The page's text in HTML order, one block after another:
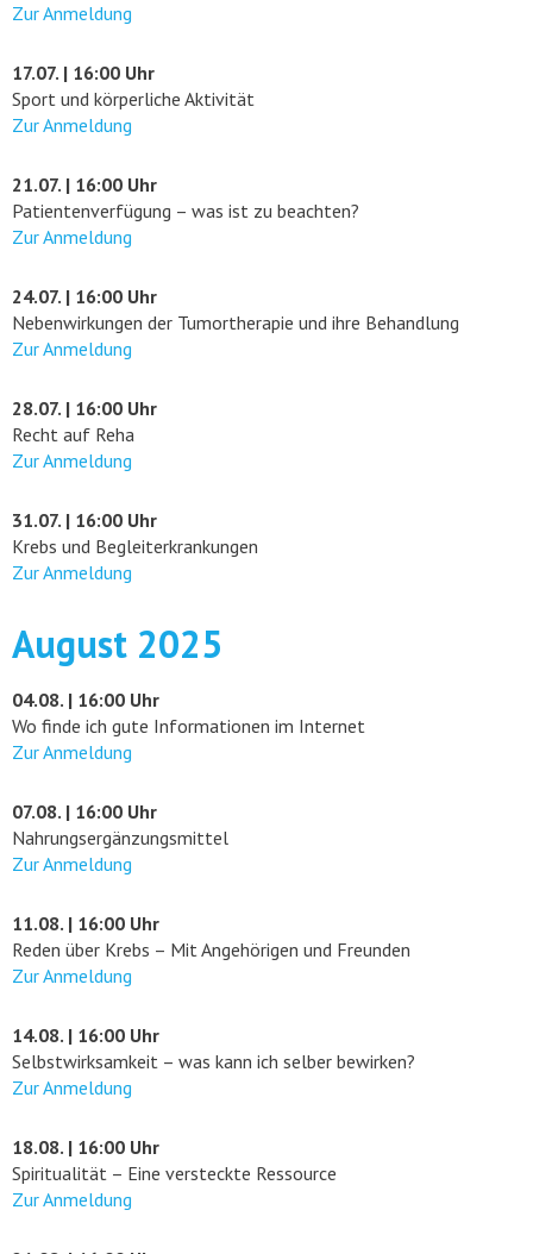
Zur Anmeldung
17.07. | 16:00 Uhr
Sport und körperliche Aktivität
Zur Anmeldung
21.07. | 16:00 Uhr
Patientenverfügung – was ist zu beachten?
Zur Anmeldung
24.07. | 16:00 Uhr
Nebenwirkungen der Tumortherapie und ihre Behandlung
Zur Anmeldung
28.07. | 16:00 Uhr
Recht auf Reha
Zur Anmeldung
31.07. | 16:00 Uhr
Krebs und Begleiterkrankungen
Zur Anmeldung
August 2025
04.08. | 16:00 Uhr
Wo finde ich gute Informationen im Internet
Zur Anmeldung
07.08. | 16:00 Uhr
Nahrungsergänzungsmittel
Zur Anmeldung
11.08. | 16:00 Uhr
Reden über Krebs – Mit Angehörigen und Freunden
Zur Anmeldung
14.08. | 16:00 Uhr
Selbstwirksamkeit – was kann ich selber bewirken?
Zur Anmeldung
18.08. | 16:00 Uhr
Spiritualität – Eine versteckte Ressource
Zur Anmeldung